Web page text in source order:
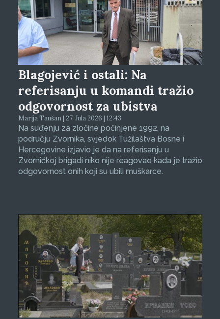
Blagojević i ostali: Na
referisanju u komandi tražio
odgovornost za ubistva
Marija Taušan | 27. Jula 2026 | 12:43
Na suđenju za zločine počinjene 1992. na
području Zvornika, svjedok Tužilaštva Bosne i
Hercegovine izjavio je da na referisanju u
Zvorničkoj brigadi niko nije reagovao kada je tražio
odgovornost onih koji su ubili muškarce.